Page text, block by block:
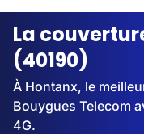
Streaming
La
(40190)
À Hontanx, le
Bouygues Telecom
4G.